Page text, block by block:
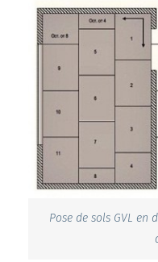
Pose de sols GVL en